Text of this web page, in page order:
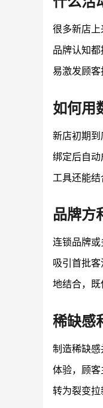
很多新店上
品牌认知都
易激发顾
如何用
新店初期到
绑定后自动
工具还能
品牌方
连锁品牌或
吸引首批
地结合，既
稀缺感
制造稀缺
体验，顾客
转为裂变拉